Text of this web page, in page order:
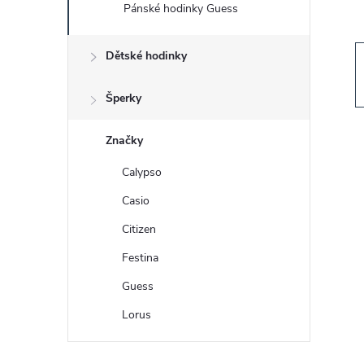
n
Pánské hodinky Guess
Dětské hodinky
Šperky
Značky
Calypso
Casio
Citizen
Festina
Guess
Lorus